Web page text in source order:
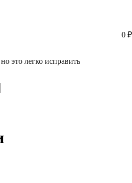
0 ₽
это легко исправить